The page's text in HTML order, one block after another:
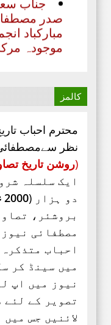
مبارکباد
موجودہ
مستحق ہے۔
الفلاح،
کالمز
محترم احباب
نظر سےمصطفائی
(روشن تاریخ
ایک سلسلہ
دو ہزار (2000 ء
بروشئر،
مصطفائی
احباب
میں سینڈ کر
نیوز میں اپ
تصویر کے لئے
لائنیں جس